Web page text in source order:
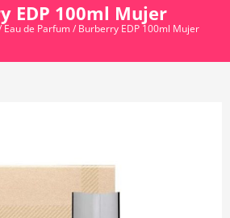
EDP 100ml Mujer
Eau de Parfum/ Burberry EDP 100ml Mujer